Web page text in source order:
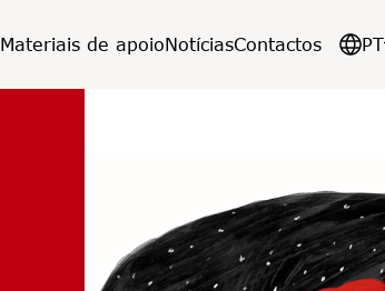
Materiais de apoioNotíciasContactos PT